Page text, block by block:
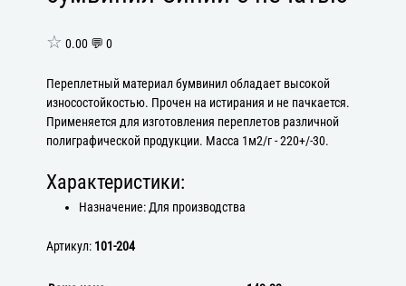
☆ 0.00 💬 0
Переплетный материал бумвинил обладает высокой
износостойкостью. Прочен на истирания и не пачкается.
Применяется для изготовления переплетов различной
полиграфической продукции. Масса 1м2/г - 220+/-30.
Характеристики:
Назначение: Для производства
Артикул: 101-204